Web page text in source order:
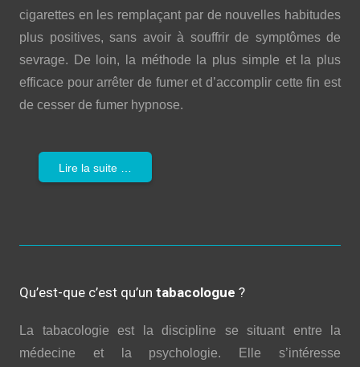
cigarettes en les remplaçant par de nouvelles habitudes
plus positives, sans avoir à souffrir de symptômes de
sevrage. De loin, la méthode la plus simple et la plus
efficace pour arrêter de fumer et d’accomplir cette fin est
de cesser de fumer hypnose.
Lire la suite …
Qu’est-que c’est qu’un tabacologue ?
La tabacologie est la discipline se situant entre la
médecine et la psychologie. Elle s’intéresse